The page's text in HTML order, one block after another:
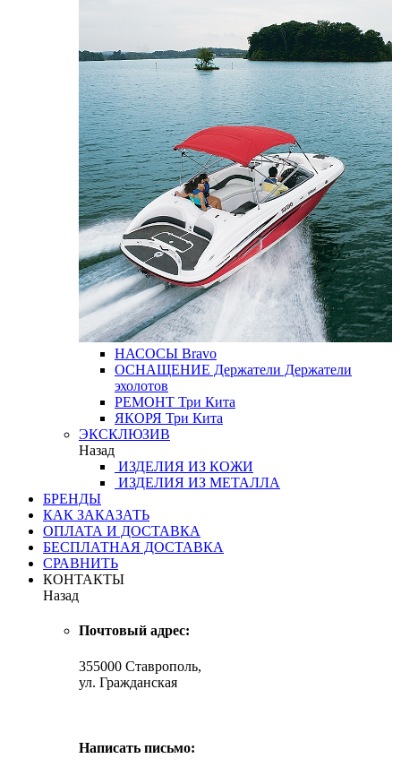
НАСОСЫ Bravo
ОСНАЩЕНИЕ Держатели Держатели
эхолотов
РЕМОНТ Три Кита
ЯКОРЯ Три Кита
ЭКСКЛЮЗИВ
Назад
ИЗДЕЛИЯ ИЗ КОЖИ
ИЗДЕЛИЯ ИЗ МЕТАЛЛА
БРЕНДЫ
КАК ЗАКАЗАТЬ
ОПЛАТА И ДОСТАВКА
БЕСПЛАТНАЯ ДОСТАВКА
СРАВНИТЬ
КОНТАКТЫ
Назад
Почтовый адрес:
355000 Ставрополь,
ул. Гражданская
Написать письмо: